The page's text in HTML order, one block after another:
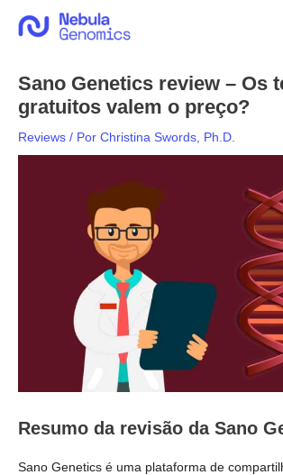
para
Sano Genetics review – Os
gratuitos valem o preço?
Reviews / Por Christina Swords, Ph.D.
Resumo da revisão da Sano
Sano Genetics é uma plataforma de